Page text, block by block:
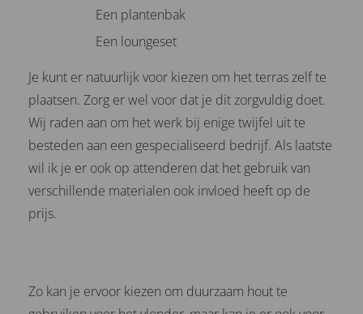
Een plantenbak
Een loungeset
Je kunt er natuurlijk voor kiezen om het terras zelf te
plaatsen. Zorg er wel voor dat je dit zorgvuldig doet.
Wij raden aan om het werk bij enige twijfel uit te
besteden aan een gespecialiseerd bedrijf. Als laatste
wil ik je er ook op attenderen dat het gebruik van
verschillende materialen ook invloed heeft op de
prijs.
Zo kan je ervoor kiezen om duurzaam hout te